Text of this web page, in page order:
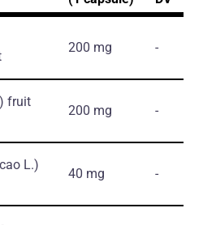
200 mg -
fruit
200 mg -
L.)
40 mg -